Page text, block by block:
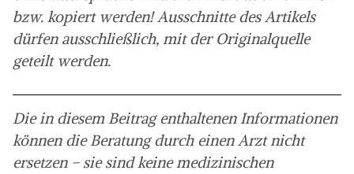
bzw. kopiert werden! Ausschnitte des Artikels
dürfen ausschließlich, mit der Originalquelle
geteilt werden.
Die in diesem Beitrag enthaltenen Informationen
können die Beratung durch einen Arzt nicht
ersetzen – sie sind keine medizinischen